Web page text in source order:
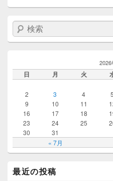
検索
2026
日 月 火
« 7月
2
3 4 5
9
10 11
16
17 18
23
24 25
30
31
最近の投稿